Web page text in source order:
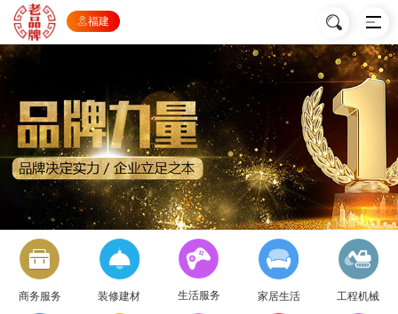
福建
商务服务 装修建材 生活服务 家居生活 工程机械